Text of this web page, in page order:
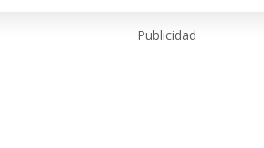
Publicidad